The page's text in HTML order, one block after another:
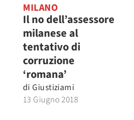
MILANO
Il no dell’assessore
milanese al
tentativo di
corruzione
‘romana’
di Giustiziami
13 Giugno 2018